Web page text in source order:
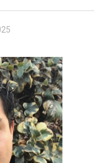
Ambiente